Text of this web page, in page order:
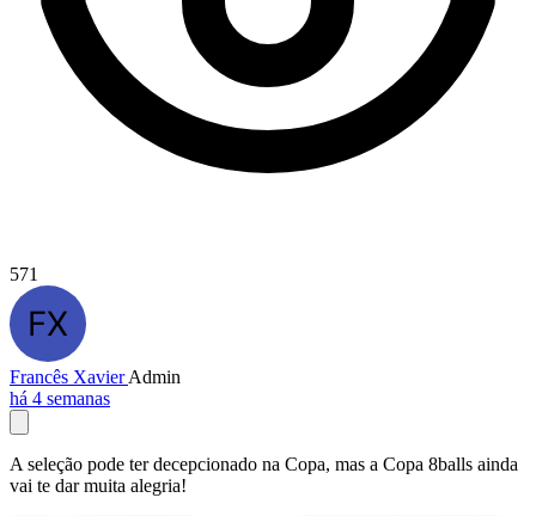
571
Francês XavierAdmin
há 4 semanas
A seleção pode ter decepcionado na Copa, mas a Copa 8balls ainda
vai te dar muita alegria!